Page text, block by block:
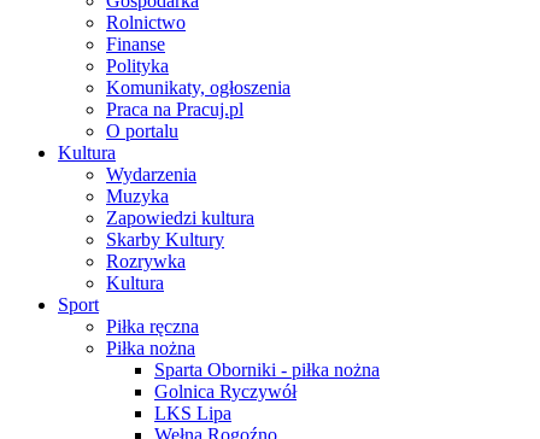
Rolnictwo
Finanse
Polityka
Komunikaty, ogłoszenia
Praca na Pracuj.pl
O portalu
Kultura
Wydarzenia
Muzyka
Zapowiedzi kultura
Skarby Kultury
Rozrywka
Kultura
Sport
Piłka ręczna
Piłka nożna
Sparta Oborniki - piłka nożna
Golnica Ryczywół
LKS Lipa
Wełna Rogoźno